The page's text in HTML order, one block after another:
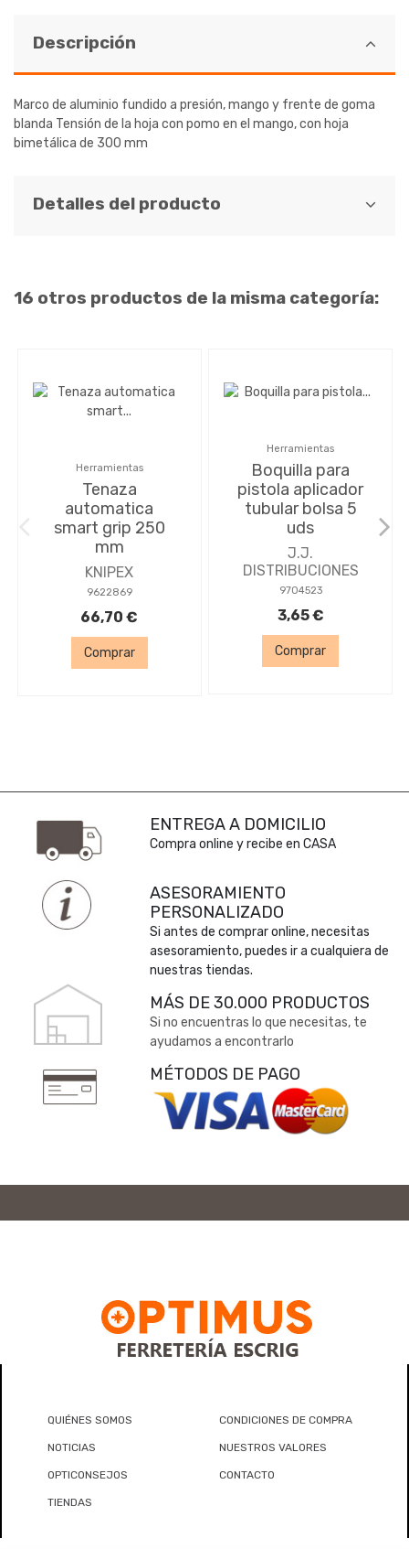
Descripción
Marco de aluminio fundido a presión, mango y frente de goma
blanda Tensión de la hoja con pomo en el mango, con hoja
bimetálica de 300 mm
Detalles del producto
16 otros productos de la misma categoría:
Herramientas
Tenaza
automatica
smart grip 250
mm
KNIPEX
9622869
66,70 €
Comprar
Herramientas
Boquilla para
pistola aplicador
tubular bolsa 5
uds
J.J.
DISTRIBUCIONES
9704523
3,65 €
Comprar
ENTREGA A DOMICILIO
Compra online y recibe en CASA
ASESORAMIENTO
PERSONALIZADO
Si antes de comprar online, necesitas
asesoramiento, puedes ir a cualquiera de
nuestras tiendas.
MÁS DE 30.000 PRODUCTOS
Si no encuentras lo que necesitas, te
ayudamos a encontrarlo
MÉTODOS DE PAGO
QUIÉNES SOMOS CONDICIONES DE COMPRA
NOTICIAS NUESTROS VALORES
OPTICONSEJOS CONTACTO
TIENDAS